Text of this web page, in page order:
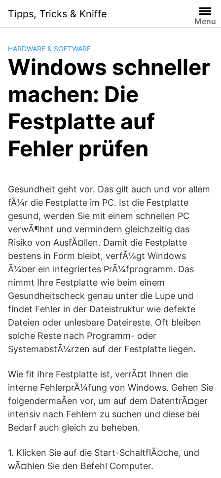
content
Tipps, Tricks & Kniffe
Menu
HARDWARE & SOFTWARE
Windows schneller
machen: Die
Festplatte auf
Fehler prüfen
Gesundheit geht vor. Das gilt auch und vor allem
fÃ¼r die Festplatte im PC. Ist die Festplatte
gesund, werden Sie mit einem schnellen PC
verwÃ¶hnt und vermindern gleichzeitig das
Risiko von AusfÃ¤llen. Damit die Festplatte
bestens in Form bleibt, verfÃ¼gt Windows
Ã¼ber ein integriertes PrÃ¼fprogramm. Das
nimmt Ihre Festplatte wie beim einem
Gesundheitscheck genau unter die Lupe und
findet Fehler in der Dateistruktur wie defekte
Dateien oder unlesbare Dateireste. Oft bleiben
solche Reste nach Programm- oder
SystemabstÃ¼rzen auf der Festplatte liegen.
Wie fit Ihre Festplatte ist, verrÃ¤t Ihnen die
interne FehlerprÃ¼fung von Windows. Gehen Sie
folgendermaÃen vor, um auf dem DatentrÃ¤ger
intensiv nach Fehlern zu suchen und diese bei
Bedarf auch gleich zu beheben.
1. Klicken Sie auf die Start-SchaltflÃ¤che, und
wÃ¤hlen Sie den Befehl Computer.